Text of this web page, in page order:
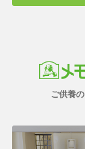
ご供養